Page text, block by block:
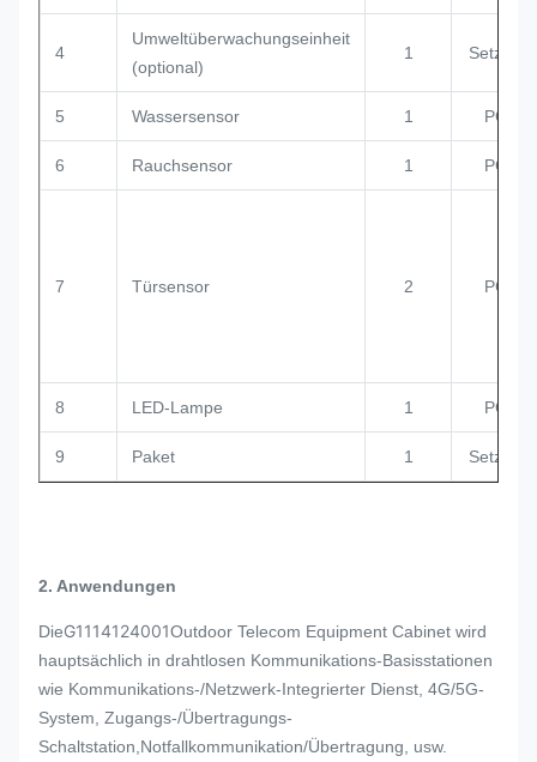
4
Umweltüberwachungseinheit
(optional)
1 Setzen
5 Wassersensor 1 PC
6 Rauchsensor 1 PC
7 Türsensor 2 PC
8 LED-Lampe 1 PC
9 Paket 1 Setzen
2. Anwendungen
DieG1114124001Outdoor Telecom Equipment Cabinet wird
hauptsächlich in drahtlosen Kommunikations-Basisstationen
wie Kommunikations-/Netzwerk-Integrierter Dienst, 4G/5G-
System, Zugangs-/Übertragungs-
Schaltstation,Notfallkommunikation/Übertragung, usw.